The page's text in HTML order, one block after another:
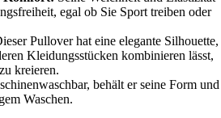
egal ob Sie Sport treiben oder
Pullover hat eine elegante Silhouette,
Kleidungsstücken kombinieren lässt,
kreieren.
behält er seine Form und
Waschen.